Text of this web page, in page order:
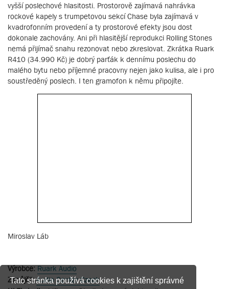
Tato stránka používá cookies k zajištění správné
vyšší poslechové hlasitosti. Prostorově zajímavá nahrávka
rockové kapely s trumpetovou sekcí Chase byla zajímavá v
kvadrofonním provedení a ty prostorové efekty jsou dost
dokonale zachovány. Ani při hlasitější reprodukci Rolling Stones
nemá přijímač snahu rezonovat nebo zkreslovat. Zkrátka Ruark
R410 (34.990 Kč) je dobrý parťák k dennímu poslechu do
malého bytu nebo příjemné pracovny nejen jako kulisa, ale i pro
soustředěný poslech. I ten gramofon k němu připojíte.
Miroslav Láb
Výrobce: Ruark Audio
Zapůjčil: Audio Center Czech